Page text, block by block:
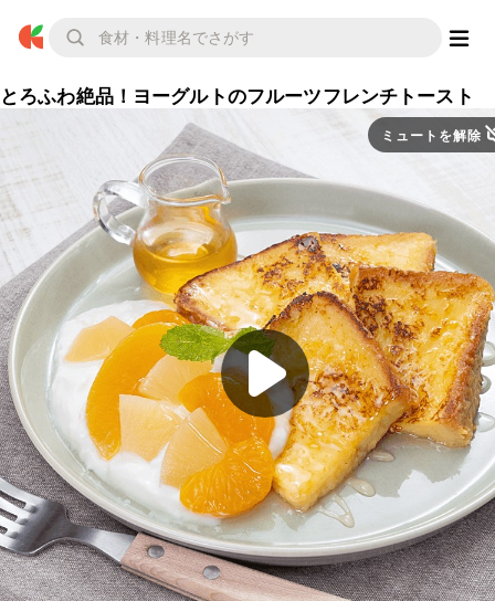
とろふわ絶品！ヨーグルトのフルーツフレンチトースト
ミュートを解除